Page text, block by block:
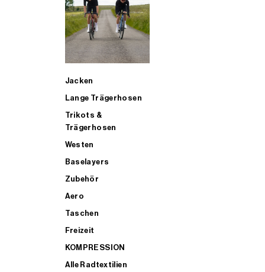
Jacken
Lange Trägerhosen
Trikots &
Trägerhosen
Westen
Baselayers
Zubehör
Aero
Taschen
Freizeit
KOMPRESSION
Alle Radtextilien
ALLE TRIATHLONARTIKEL FÜR MÄNNER KAUFEN